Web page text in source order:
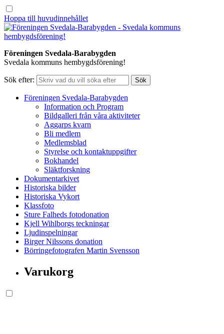
Hoppa till huvudinnehållet
Föreningen Svedala-Barabygden
Svedala kommuns hembygdsförening!
Sök efter:
Föreningen Svedala-Barabygden
Information och Program
Bildgalleri från våra aktiviteter
Aggarps kvarn
Bli medlem
Medlemsblad
Styrelse och kontaktuppgifter
Bokhandel
Släktforskning
Dokumentarkivet
Historiska bilder
Historiska Vykort
Klassfoto
Sture Falheds fotodonation
Kjell Wihlborgs teckningar
Ljudinspelningar
Birger Nilssons donation
Börringefotografen Martin Svensson
Varukorg